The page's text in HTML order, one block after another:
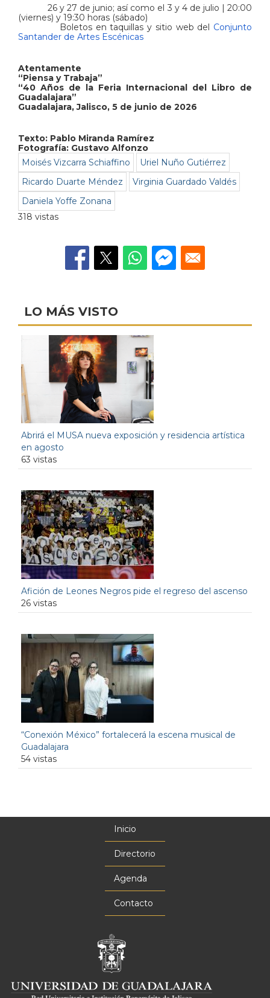
26 y 27 de junio; así como el 3 y 4 de julio | 20:00
(viernes) y 19:30 horas (sábado)
Boletos en taquillas y sitio web del Conjunto
Santander de Artes Escénicas
Atentamente
“Piensa y Trabaja”
“40 Años de la Feria Internacional del Libro de
Guadalajara”
Guadalajara, Jalisco, 5 de junio de 2026
Texto: Pablo Miranda Ramírez
Fotografía: Gustavo Alfonzo
Moisés Vizcarra Schiaffino
Uriel Nuño Gutiérrez
Ricardo Duarte Méndez
Virginia Guardado Valdés
Daniela Yoffe Zonana
318 vistas
LO MÁS VISTO
Abrirá el MUSA nueva exposición y residencia artística
en agosto
63 vistas
Afición de Leones Negros pide el regreso del ascenso
26 vistas
“Conexión México” fortalecerá la escena musical de
Guadalajara
54 vistas
Inicio
Directorio
Agenda
Contacto